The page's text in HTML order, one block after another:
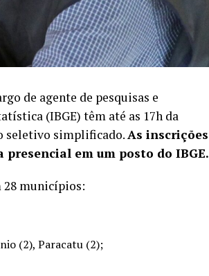
de agente de pesquisas e
(IBGE) têm até as 17h da
seletivo simplificado.As inscrições
em um posto do IBGE.
28 municípios:
(2), Paracatu (2);